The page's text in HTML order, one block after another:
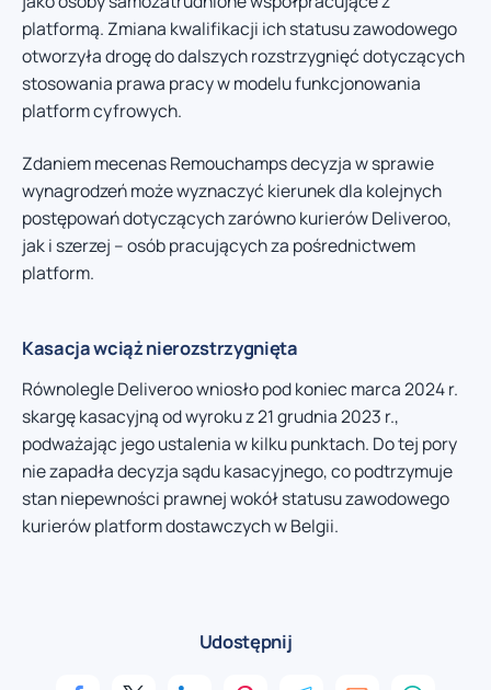
platformą. Zmiana kwalifikacji ich statusu zawodowego
otworzyła drogę do dalszych rozstrzygnięć dotyczących
stosowania prawa pracy w modelu funkcjonowania
platform cyfrowych.
Zdaniem mecenas Remouchamps decyzja w sprawie
wynagrodzeń może wyznaczyć kierunek dla kolejnych
postępowań dotyczących zarówno kurierów Deliveroo,
jak i szerzej – osób pracujących za pośrednictwem
platform.
Kasacja wciąż nierozstrzygnięta
Równolegle Deliveroo wniosło pod koniec marca 2024 r.
skargę kasacyjną od wyroku z 21 grudnia 2023 r.,
podważając jego ustalenia w kilku punktach. Do tej pory
nie zapadła decyzja sądu kasacyjnego, co podtrzymuje
stan niepewności prawnej wokół statusu zawodowego
kurierów platform dostawczych w Belgii.
Udostępnij